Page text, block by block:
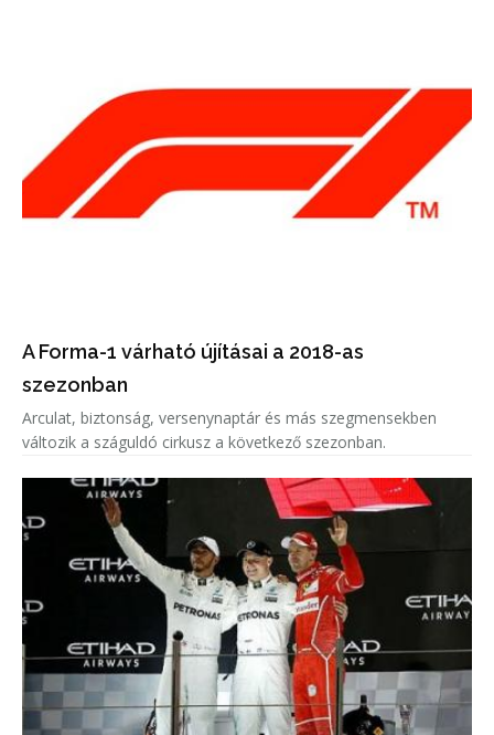
A Forma-1 várható újításai a 2018-as
szezonban
Arculat, biztonság, versenynaptár és más szegmensekben
változik a száguldó cirkusz a következő szezonban.